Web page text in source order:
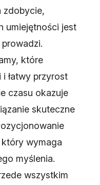
zdobycie,
umiejętności jest
które
łatwy przyrost
czasu okazuje
skuteczne
wymaga
myślenia.
wszystkim